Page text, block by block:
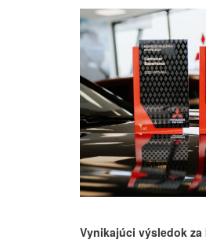
Vynikajúci výsledok